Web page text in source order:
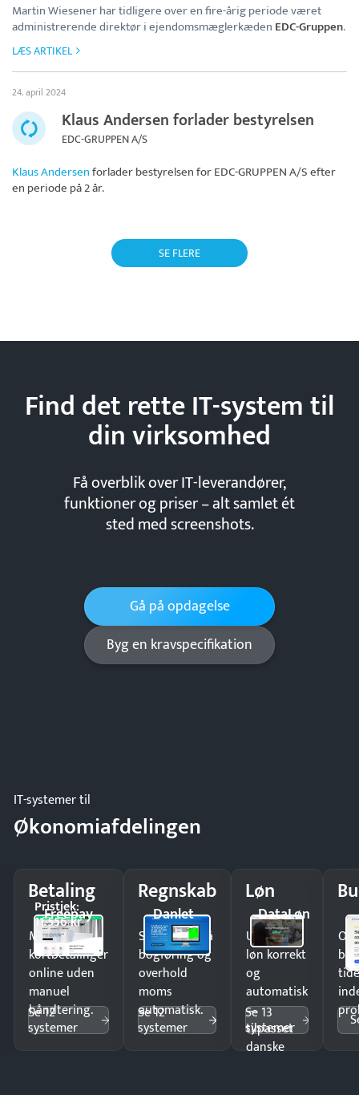
Martin Wiesener har tidligere over en fire-årig periode været
administrerende direktør i ejendomsmæglerkæden EDC-Gruppen.
LÆS ARTIKEL
24. april 2024
Klaus Andersen forlader bestyrelsen
EDC-GRUPPEN A/S
Klaus Andersenforlader bestyrelsen forEDC-GRUPPEN A/Sefter
en periode på 2 år.
SE FLERE
Find det rette IT-system til
dinvirksomhed
Få overblik over IT-leverandører,
funktioner og priser – alt samlet ét
sted med screenshots.
Gå på opdagelse
Byg en kravspecifikation
IT-systemer til
Økonomiafdelingen
Betaling
Freepay
Pristjek:
11.556 kr
Modtag
kortbetalinger
online uden
manuel
håndtering.
Se 12
systemer
Regnskab
Danlet
Spar timer på
bogføring og
overhold
moms
automatisk.
Se 12
systemer
Løn
DataLøn
Udbetal
løn korrekt
og
automatisk
—
tilpasset
danske
Se 13
systemer